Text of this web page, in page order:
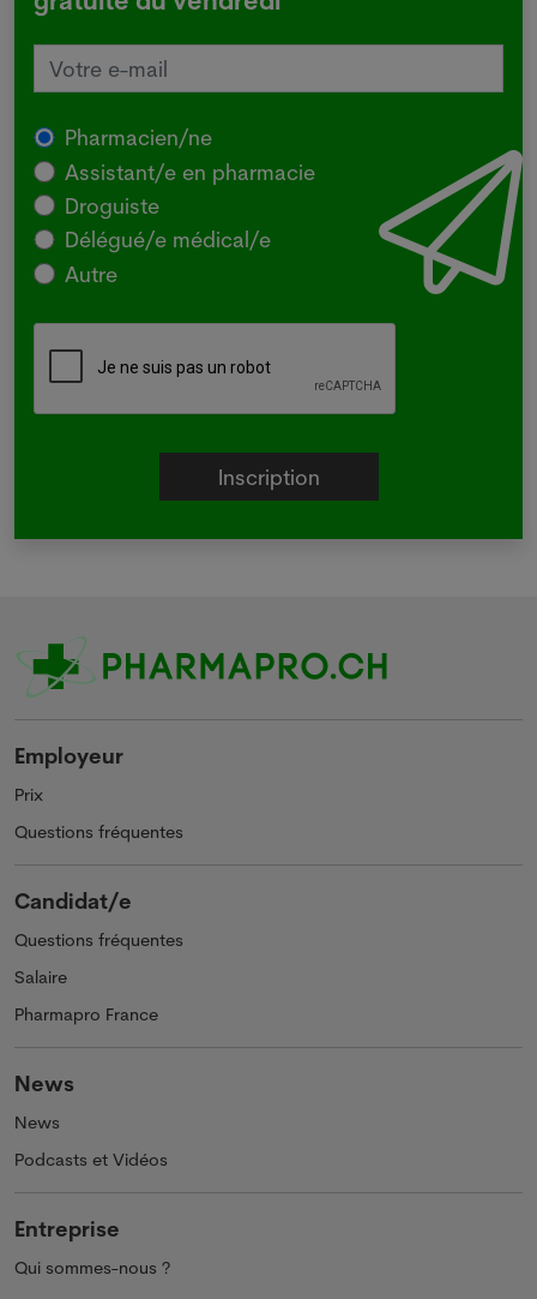
Pharmacien/ne
Assistant/e en pharmacie
Droguiste
Délégué/e médical/e
Autre
Employeur
Prix
Questions fréquentes
Candidat/e
Questions fréquentes
Salaire
Pharmapro France
News
News
Podcasts et Vidéos
Entreprise
Qui sommes-nous ?